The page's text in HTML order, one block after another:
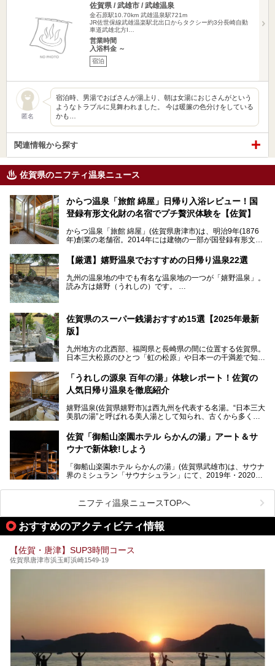
佐賀県 / 武雄市 / 武雄温泉
金石原駅10.70km 武雄温泉駅721m
JR佐世保線武雄温楽駅北出口からタクシー約3分長崎自動
車道武雄北方I…
営業時間
入浴料金 ～
宿泊
匿名
宿泊時、男湯でおばさんが湯上り、朝は女湯におじさんがという
ようなトラブルに見舞われました。 今は暖簾の色分けをしている
かも…
関連情報から探す
佐賀県のニフティ温泉ニュース
からつ温泉「旅館 綿屋」日帰り入浴レビュー！国
登録有形文化財の名宿でプチ贅沢体験を【佐賀】
からつ温泉「旅館 綿屋」(佐賀県唐津市)は、明治9年(1876
年)創業の老舗宿。2014年には建物の一部が国登録有形文化
しかし良質の自家源泉を所有し、日帰り入浴が可能な点はあ
まり知られていません。近寄りがたいほどの敷居の高いイメ
ージとは反して、実は温かみある接客が特徴の名宿です。
文化財のラグジュアリー名宿で、お得にプチ贅沢体験を。今
【厳選】嬉野温泉でおすすめの日帰り温泉22選
九州の温泉地の中でも有名な温泉地の一つが「嬉野温泉」。
読み方は嬉野（うれしの）です。
り、「美肌祈願」ができる豊玉姫神社があったりと見どころ
満載。
温泉も日帰り温泉施設から老舗の旅館までバラエティに富ん
でいて、老若男女、家族からカップルまで満喫できます。
時間がゆっくりと流れ、観光も楽しめる嬉野温泉、その中で
も人気の日帰り温泉を紹介します！
泉質はもちろん、施設も充実している所が多く、いくつも回
りたい場所ばかりですよ。
佐賀県のスーパー銭湯おすすめ15選【2025年最新
版】
九州地方の北西部、福岡県と長崎県の間に位置する佐賀県。
日本三大松原のひとつ「虹の松原」や日本一の干満差で知ら
魅力です。有田焼や伊万里焼、唐津焼などのやきものが盛ん
なことでも知られています。
佐賀県にはまた、嬉野温泉や武雄温泉を筆頭に数多くの温泉
と言われるほど。今回は、そんな佐賀県で特におすすめのス
ーパー銭湯をピックアップしました。
「うれしの源泉 百年の湯」体験レポート！佐賀の
人気日帰り温泉を徹底紹介
嬉野温泉(佐賀県嬉野市)は西九州を代表する名湯。“日本三大
美肌の湯”と呼ばれる美人湯として知られ、古くから多くの
中でも「うれしの源泉 百年の湯」は、嬉野温泉では数少な
い日帰り入浴専門施設のひとつ。多くの常連客や観光客に親
しまれています。
今回は、地元九州在住のニフティ温泉ライターである筆者が
「うれしの源泉 百年の湯」を現地体験。定番の大浴場をは
提供元：うれしの源泉 百年の湯【PR】
この記事はうれしの源泉 百年の湯のPRレポート記事です。
佐賀「御船山楽園ホテル らかんの湯」アート＆サ
ウナで新体験!しよう
「御船山楽園ホテル らかんの湯」(佐賀県武雄市)は、サウナ
界のミシュラン「サウナシュラン」にて、2019年・2020
一のサウナと言っても過言ではありません。
今回は、その大注目のサウナと温泉入浴施設を、男女別浴室
ごとに現地取材してきました！ さらには、御船山楽園で同
時開催中のチームラボ作品展も併せてご紹介。アート＆サウ
ナというかつてどこにも無かった組み合わせで、新体験!し
ニフティ温泉ニュースTOPへ
おすすめのアクティビティ情報
【佐賀・唐津】SUP3時間コース
佐賀県唐津市浜玉町浜崎1549-19